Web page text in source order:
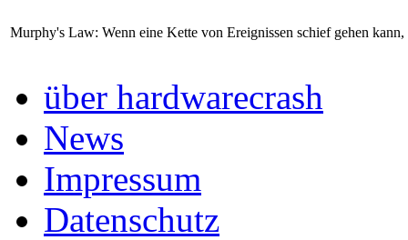
Murphy's Law: Wenn eine Kette von Ereignissen schief gehen
über hardwarecrash
News
Impressum
Datenschutz